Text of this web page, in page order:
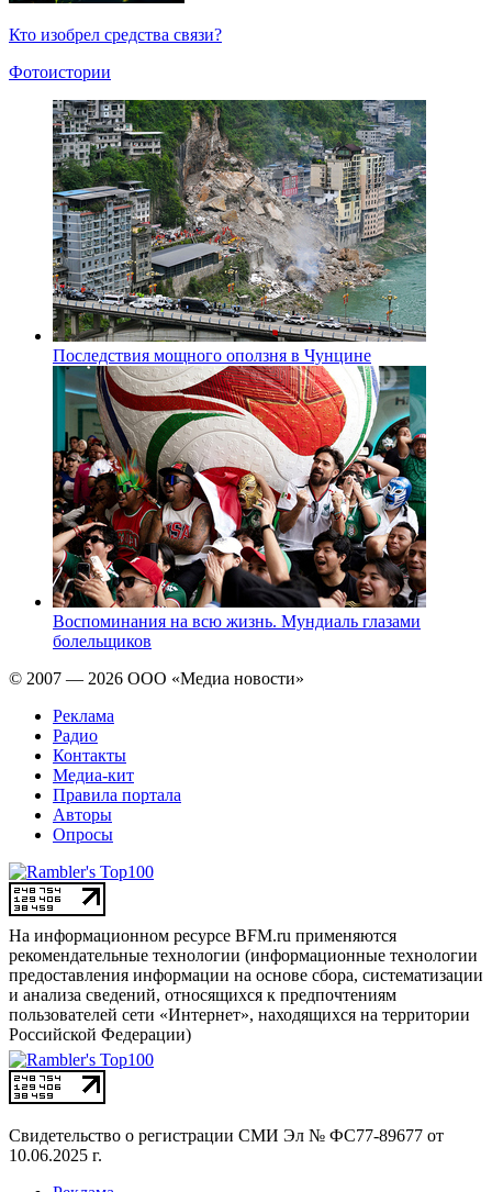
Кто изобрел средства связи?
Фотоистории
Последствия мощного оползня в Чунцине
Воспоминания на всю жизнь. Мундиаль глазами
болельщиков
© 2007 — 2026 ООО «Медиа новости»
Реклама
Радио
Контакты
Медиа-кит
Правила портала
Авторы
Опросы
На информационном ресурсе BFM.ru применяются
рекомендательные технологии (информационные технологии
предоставления информации на основе сбора, систематизации
и анализа сведений, относящихся к предпочтениям
пользователей сети «Интернет», находящихся на территории
Российской Федерации)
Свидетельство о регистрации СМИ Эл № ФС77-89677 от
10.06.2025 г.